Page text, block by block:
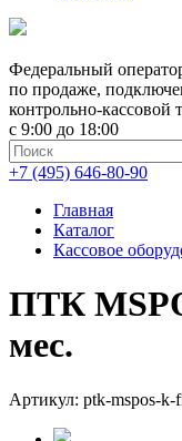
Федеральный
по продаже,
контрольно-кассовой
с 9:00 до 18:00
+7 (495) 646-80-90
Главная
Каталог
Кассовое
ПТК
мес.
Артикул: ptk-mspos-k-